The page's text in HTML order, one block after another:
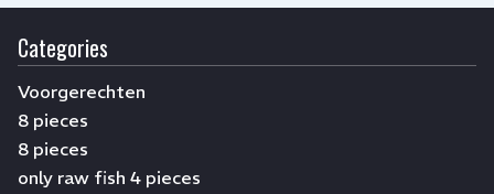
Categories
Voorgerechten
8 pieces
8 pieces
only raw fish 4 pieces